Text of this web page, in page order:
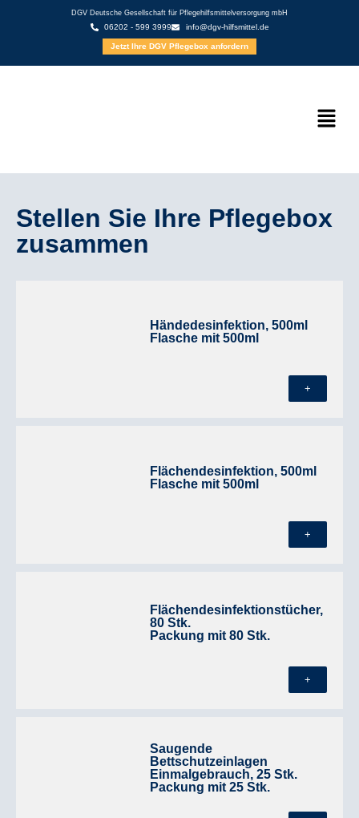
DGV Deutsche Gesellschaft für Pflegehilfsmittelversorgung mbH
06202 - 599 3999 info@dgv-hilfsmittel.de
Jetzt Ihre DGV Pflegebox anfordern
Stellen Sie Ihre Pflegebox
zusammen
Händedesinfektion, 500ml
Flasche mit 500ml
+
Flächendesinfektion, 500ml
Flasche mit 500ml
+
Flächendesinfektionstücher,
80 Stk.
Packung mit 80 Stk.
+
Saugende
Bettschutzeinlagen
Einmalgebrauch, 25 Stk.
Packung mit 25 Stk.